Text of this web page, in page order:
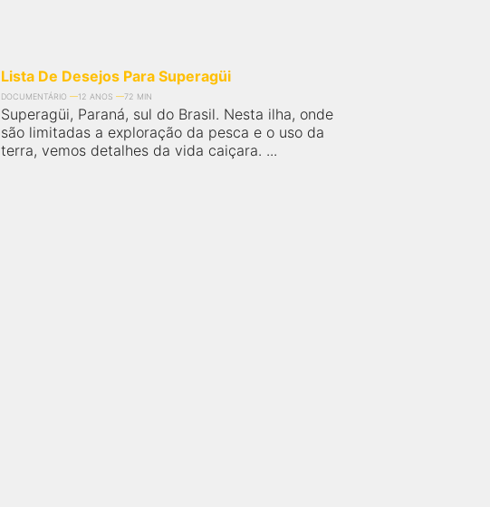
Lista De Desejos Para Superagüi
DOCUMENTÁRIO 12 ANOS 72 MIN
Superagüi, Paraná, sul do Brasil. Nesta ilha, onde
são limitadas a exploração da pesca e o uso da
terra, vemos detalhes da vida caiçara. ...